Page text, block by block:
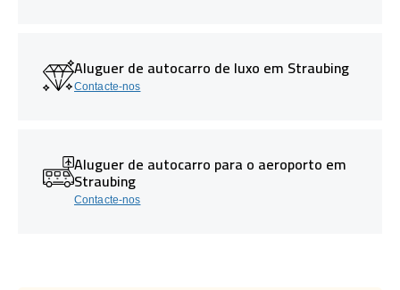
Aluguer de autocarro de luxo em Straubing
Contacte-nos
Aluguer de autocarro para o aeroporto em
Straubing
Contacte-nos